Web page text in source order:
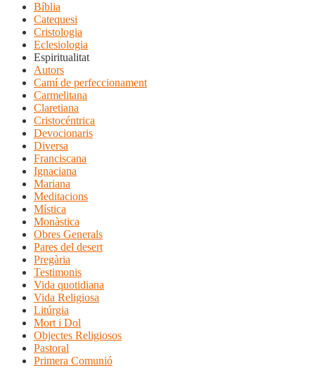
Bíblia
Catequesi
Cristologia
Eclesiologia
Espiritualitat
Autors
Camí de perfeccionament
Carmelitana
Claretiana
Cristocéntrica
Devocionaris
Diversa
Franciscana
Ignaciana
Mariana
Meditacions
Mística
Monàstica
Obres Generals
Pares del desert
Pregària
Testimonis
Vida quotidiana
Vida Religiosa
Litúrgia
Mort i Dol
Objectes Religiosos
Pastoral
Primera Comunió